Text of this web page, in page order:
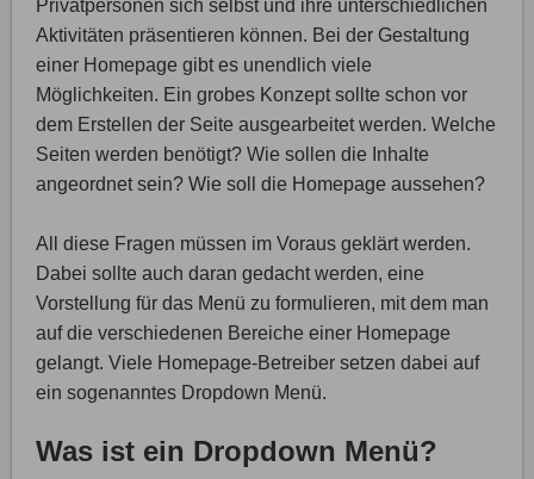
Privatpersonen sich selbst und ihre unterschiedlichen
Aktivitäten präsentieren können. Bei der Gestaltung
einer Homepage gibt es unendlich viele
Möglichkeiten. Ein grobes Konzept sollte schon vor
dem Erstellen der Seite ausgearbeitet werden. Welche
Seiten werden benötigt? Wie sollen die Inhalte
angeordnet sein? Wie soll die Homepage aussehen?
All diese Fragen müssen im Voraus geklärt werden.
Dabei sollte auch daran gedacht werden, eine
Vorstellung für das Menü zu formulieren, mit dem man
auf die verschiedenen Bereiche einer Homepage
gelangt. Viele Homepage-Betreiber setzen dabei auf
ein sogenanntes Dropdown Menü.
Was ist ein Dropdown Menü?